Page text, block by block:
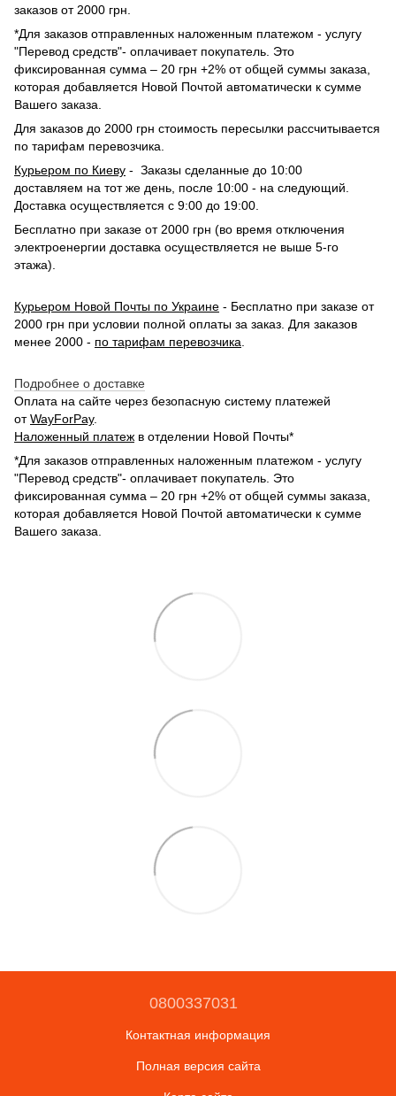
заказов от 2000 грн.
*Для заказов отправленных наложенным платежом - услугу
"Перевод средств"- оплачивает покупатель. Это
фиксированная сумма – 20 грн +2% от общей суммы заказа,
которая добавляется Новой Почтой автоматически к сумме
Вашего заказа.
Для заказов до 2000 грн стоимость пересылки рассчитывается
по тарифам перевозчика.
Курьером по Киеву - Заказы сделанные до 10:00
доставляем на тот же день, после 10:00 - на следующий.
Доставка осуществляется с 9:00 до 19:00.
Бесплатно при заказе от 2000 грн (во время отключения
электроенергии доставка осуществляется не выше 5-го
этажа).
Курьером Новой Почты по Украине - Бесплатно при заказе от
2000 грн при условии полной оплаты за заказ. Для заказов
менее 2000 - по тарифам перевозчика
Подробнее о доставке
Оплата на сайте через безопасную систему платежей
отWayForPay.
Наложенный платеж в отделении Новой Почты*
*Для заказов отправленных наложенным платежом - услугу
"Перевод средств"- оплачивает покупатель. Это
фиксированная сумма – 20 грн +2% от общей суммы заказа,
которая добавляется Новой Почтой автоматически к сумме
Вашего заказа.
0800337031
Контактная информация
Полная версия сайта